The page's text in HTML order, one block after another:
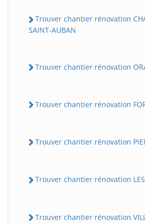
Trouver chantier rénovation
SAINT-AUBAN
Trouver chantier rénovation
Trouver chantier rénovation
Trouver chantier rénovation
Trouver chantier rénovation LES
Trouver chantier rénovation